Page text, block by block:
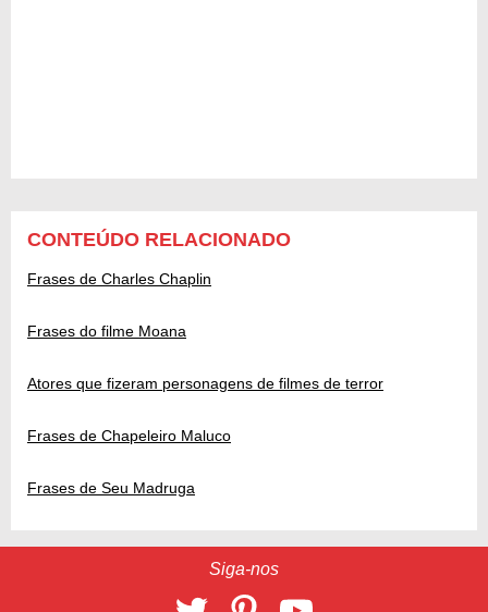
CONTEÚDO RELACIONADO
Frases de Charles Chaplin
Frases do filme Moana
Atores que fizeram personagens de filmes de terror
Frases de Chapeleiro Maluco
Frases de Seu Madruga
Siga-nos